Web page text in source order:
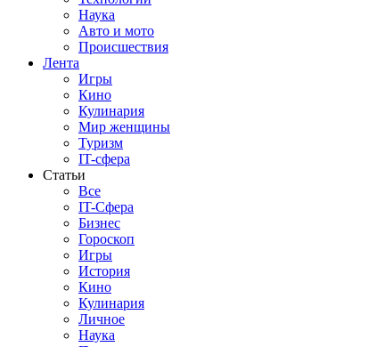
Наука
Авто и мото
Происшествия
Лента
Игры
Кино
Кулинария
Мир женщины
Туризм
IT-сфера
Статьи
Все
IT-Сфера
Бизнес
Гороскоп
Игры
История
Кино
Кулинария
Личное
Наука